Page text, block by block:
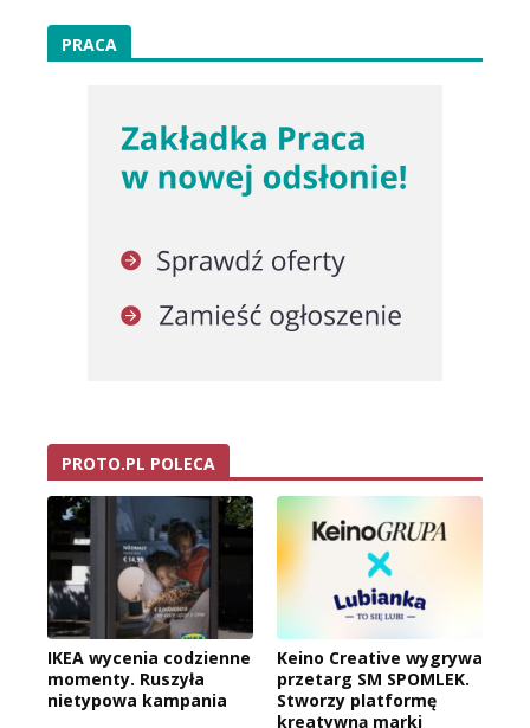
PRACA
PROTO.PL POLECA
IKEA wycenia codzienne
momenty. Ruszyła
nietypowa kampania
Keino Creative wygrywa
przetarg SM SPOMLEK.
Stworzy platformę
kreatywną marki